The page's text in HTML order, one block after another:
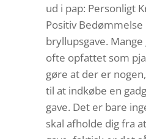
ud i pap: Personligt
Positiv
bryllupsgave.
ofte opfattet som
gøre at der er
til at indkøbe en
gave. Det er bare
skal afholde dig fra